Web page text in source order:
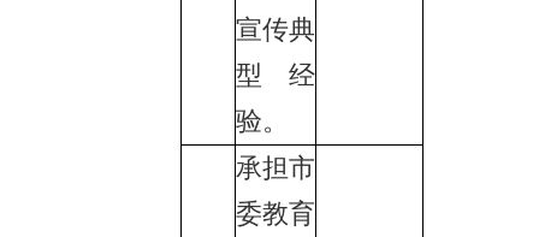
宣传典
型经
验。
承担市
委教育